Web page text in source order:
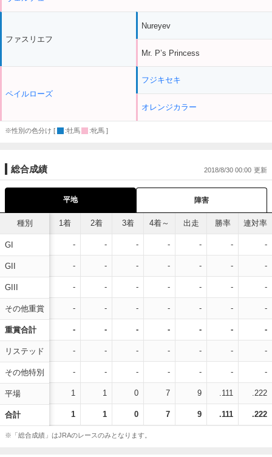
ファスリエフ
ペイルローズ
Nureyev
Mr. P’s Princess
フジキセキ
オレンジカラー
※性別の色分け [ :牡馬 :牝馬 ]
総合成績 2018/8/30 00:00
平地 障害
種別
GI
GII
GIII
その他重賞
重賞合計
リステッド
その他特別
平場
合計
1着 2着 3着 4着～ 出走 勝率 連対率
- - - - - - -
- - - - - - -
- - - - - - -
- - - - - - -
- - - - - - -
- - - - - - -
- - - - - - -
1 1 0 7 9 .111 .222
1 1 0 7 9 .111 .222
※「総合成績」はJRAのレースのみとなります。